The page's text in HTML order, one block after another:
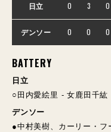
日立 0 3 0
デンソー 0 0 0
BATTERY
日立
○田内愛絵里 - 女鹿田千紘
デンソー
●中村美樹、カーリー・フ